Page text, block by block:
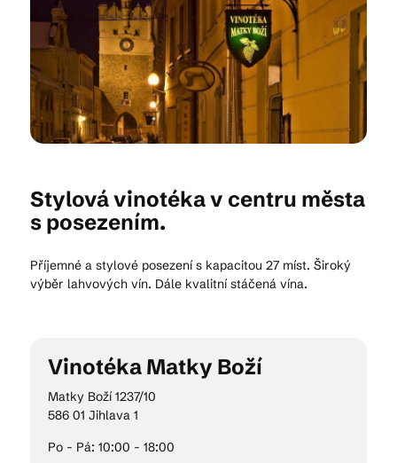
Suvenýry
Praktické info
Kam vyrazit
CS EN DE
© 2026 Brána Jihlavy
Stylová vinotéka v centru města
s posezením.
Příjemné a stylové posezení s kapacitou 27 míst. Široký
výběr lahvových vín. Dále kvalitní stáčená vína.
Vinotéka Matky Boží
Matky Boží 1237/10
586 01 Jihlava 1
Po - Pá: 10:00 - 18:00